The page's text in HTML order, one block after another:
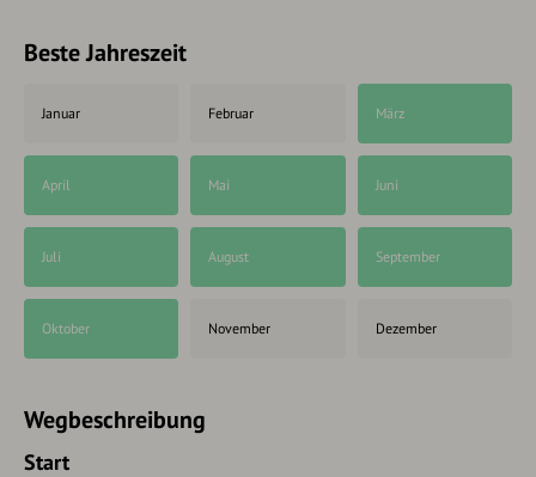
Beste Jahreszeit
Januar Februar März
April Mai Juni
Juli August September
Oktober November Dezember
Wegbeschreibung
Start